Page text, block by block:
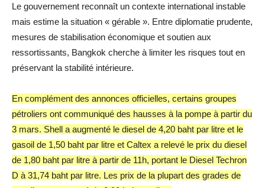
Le gouvernement reconnaît un contexte international instable
mais estime la situation « gérable ». Entre diplomatie prudente,
mesures de stabilisation économique et soutien aux
ressortissants, Bangkok cherche à limiter les risques tout en
préservant la stabilité intérieure.
En complément des annonces officielles, certains groupes
pétroliers ont communiqué des hausses à la pompe à partir du
3 mars. Shell a augmenté le diesel de 4,20 baht par litre et le
gasoil de 1,50 baht par litre et Caltex a relevé le prix du diesel
de 1,80 baht par litre à partir de 11h, portant le Diesel Techron
D à 31,74 baht par litre. Les prix de la plupart des grades de